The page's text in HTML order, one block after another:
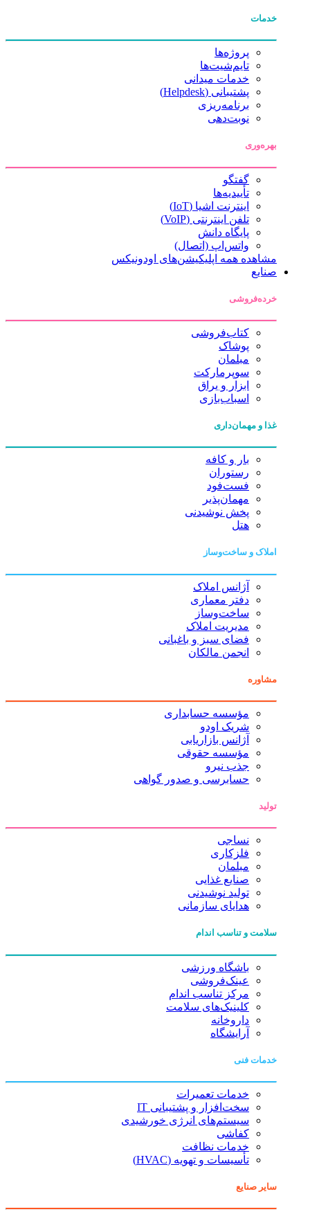
خدمات
پروژه‌ها
تایم‌شیت‌ها
خدمات میدانی
پشتیبانی (Helpdesk)
برنامه‌ریزی
نوبت‌دهی
بهره‌وری
گفتگو
تأییدیه‌ها
اینترنت اشیا (IoT)
تلفن اینترنتی (VoIP)
پایگاه دانش
واتس‌اپ (اتصال)
مشاهده همه اپلیکیشن‌های اودونیکس
صنایع
خرده‌فروشی
کتاب‌فروشی
پوشاک
مبلمان
سوپرمارکت
ابزار و یراق
اسباب‌بازی
غذا و مهمان‌داری
بار و کافه
رستوران
فست‌فود
مهمان‌پذیر
پخش نوشیدنی
هتل
املاک و ساخت‌وساز
آژانس املاک
دفتر معماری
ساخت‌وساز
مدیریت املاک
فضای سبز و باغبانی
انجمن مالکان
مشاوره
مؤسسه حسابداری
شریک اودو
آژانس بازاریابی
مؤسسه حقوقی
جذب نیرو
حسابرسی و صدور گواهی
تولید
نساجی
فلزکاری
مبلمان
صنایع غذایی
تولید نوشیدنی
هدایای سازمانی
سلامت و تناسب اندام
باشگاه ورزشی
عینک‌فروشی
مرکز تناسب اندام
کلینیک‌های سلامت
داروخانه
آرایشگاه
خدمات فنی
خدمات تعمیرات
سخت‌افزار و پشتیبانی IT
سیستم‌های انرژی خورشیدی
کفاشی
خدمات نظافت
تأسیسات و تهویه (HVAC)
سایر صنایع